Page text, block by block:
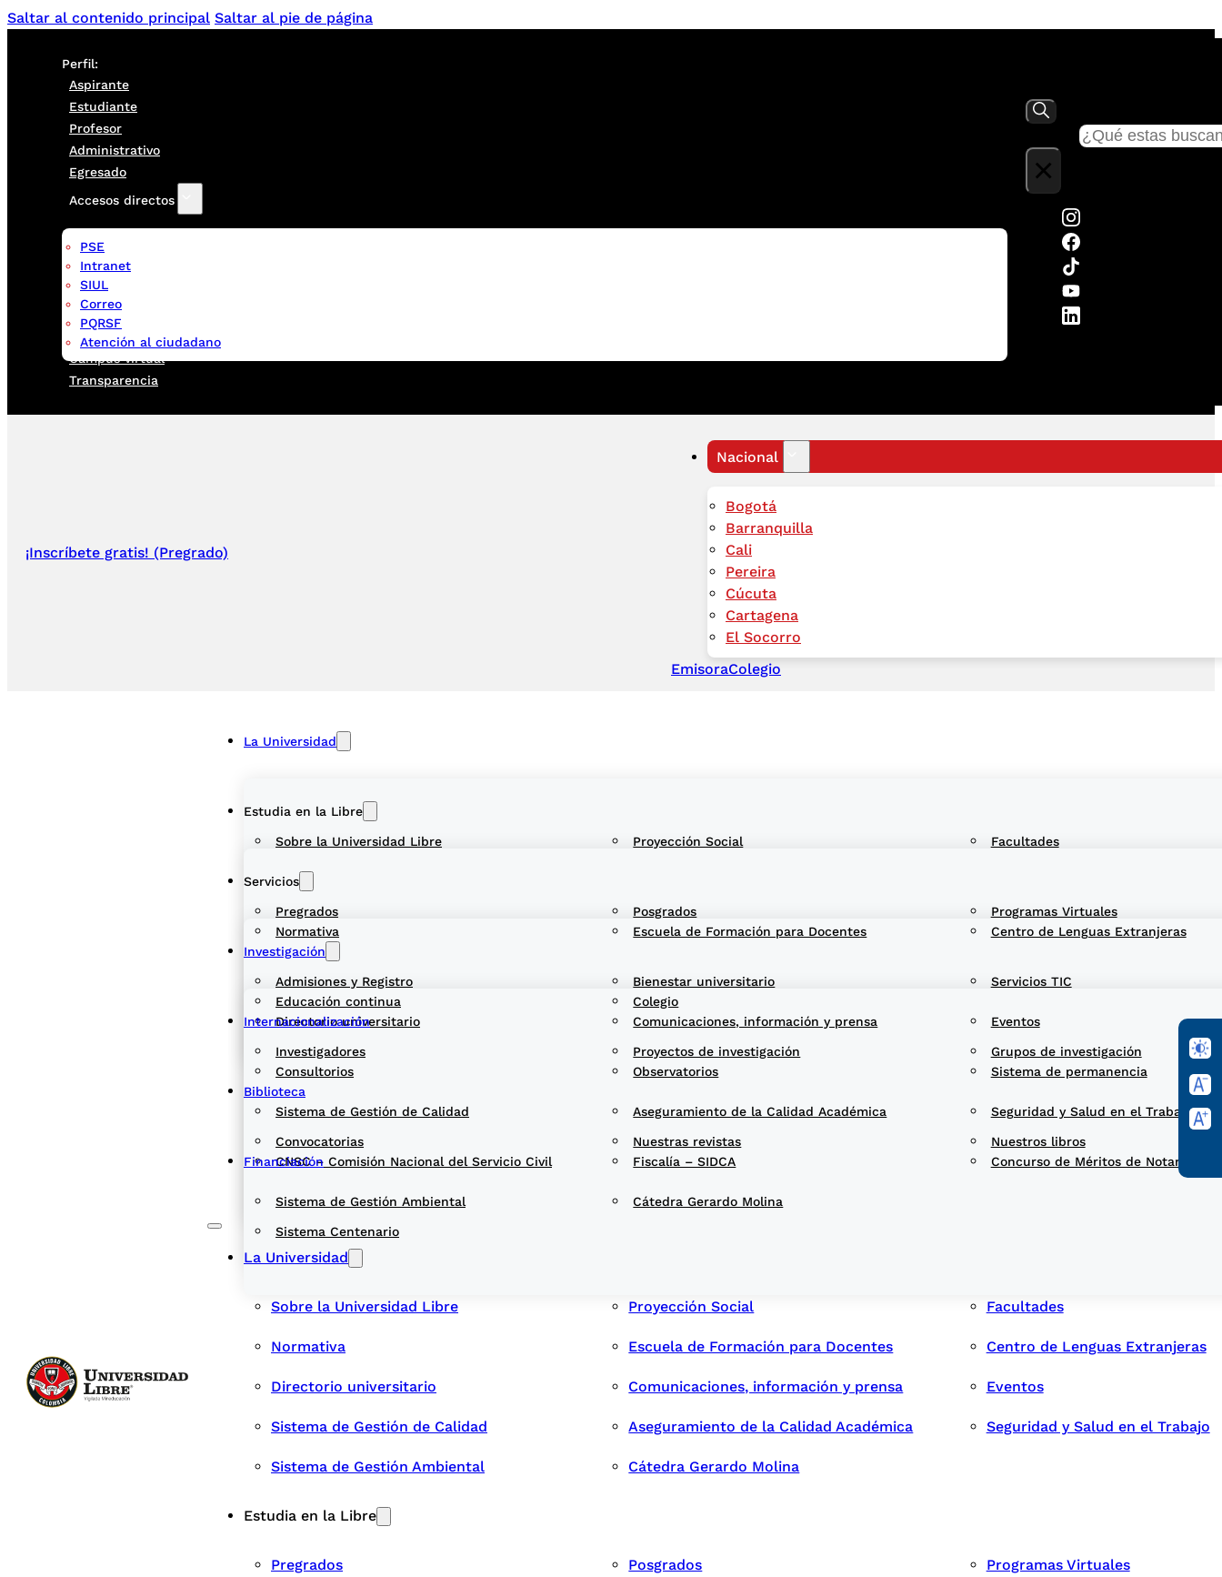
Saltar al contenido principal Saltar al pie de página
Perfil:
Aspirante
Estudiante
Profesor
Administrativo
Egresado
Accesos directos
PSE
Intranet
SIUL
Correo
PQRSF
Atención al ciudadano
Campus virtual
Transparencia
×
¡Inscríbete gratis! (Pregrado)
Nacional
Bogotá
Barranquilla
Cali
Pereira
Cúcuta
Cartagena
El Socorro
EmisoraColegio
La Universidad
Sobre la Universidad Libre Proyección Social Facultades
Normativa Escuela de Formación para Docentes Centro de Lenguas Extranjeras
Directorio universitario Comunicaciones, información y prensa Eventos
Sistema de Gestión de Calidad Aseguramiento de la Calidad Académica Seguridad y Salud en el Trabajo
Sistema de Gestión Ambiental Cátedra Gerardo Molina
Estudia en la Libre
Pregrados Posgrados Programas Virtuales
Educación continua Colegio
Servicios
Admisiones y Registro Bienestar universitario Servicios TIC
Consultorios Observatorios Sistema de permanencia
CNSC – Comisión Nacional del Servicio Civil Fiscalía – SIDCA Concurso de Méritos de Notarios
Investigación
Investigadores Proyectos de investigación Grupos de investigación
Convocatorias Nuestras revistas Nuestros libros
Sistema Centenario
Internacionalización
Biblioteca
Financiación
La Universidad
Sobre la Universidad Libre Proyección Social Facultades
Normativa Escuela de Formación para Docentes Centro de Lenguas Extranjeras
Directorio universitario Comunicaciones, información y prensa Eventos
Sistema de Gestión de Calidad Aseguramiento de la Calidad Académica Seguridad y Salud en el Trabajo
Sistema de Gestión Ambiental Cátedra Gerardo Molina
Estudia en la Libre
Pregrados Posgrados Programas Virtuales